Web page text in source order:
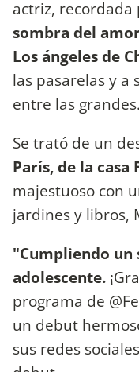
actriz, recordada
sombra del
Los ángeles de
las pasarelas y a
entre las grandes.
Se trató de un
París, de la casa
majestuoso con
jardines y libros,
"Cumpliendo un
adolescente.
programa de
un debut
sus redes